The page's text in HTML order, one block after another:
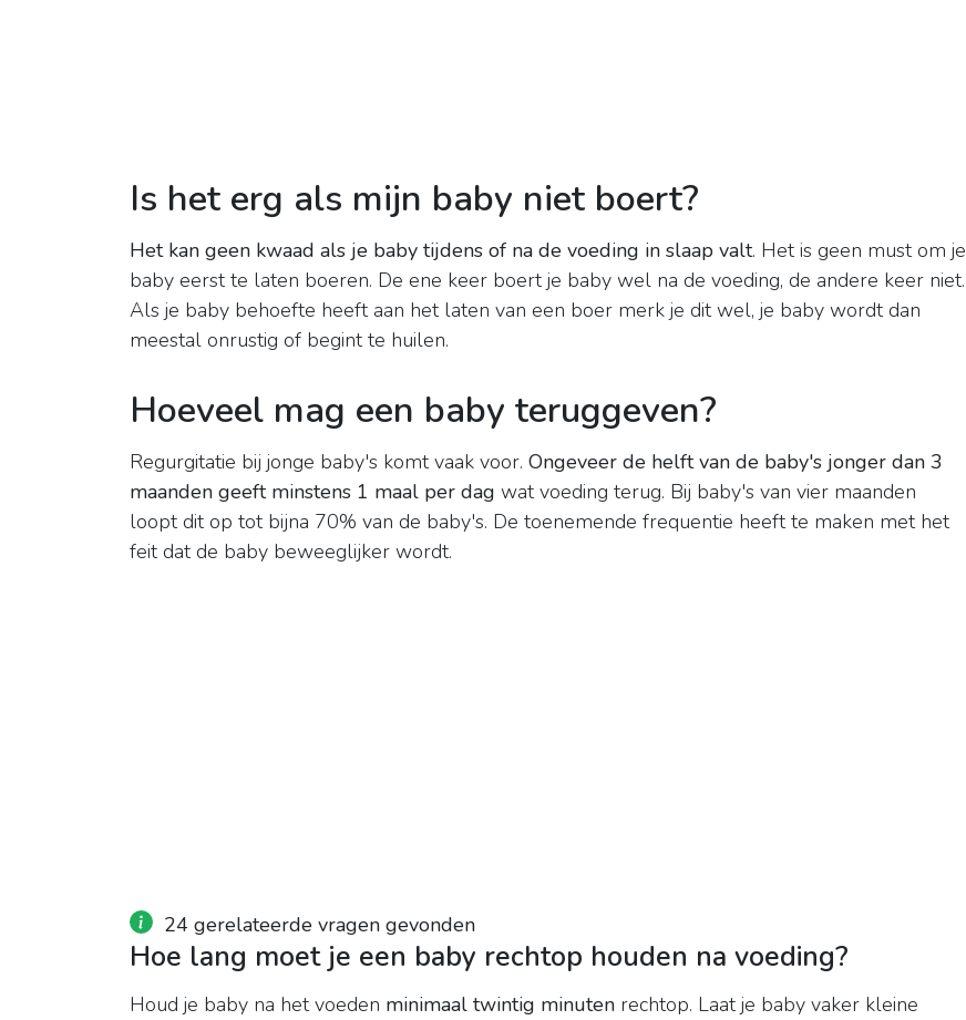
Is het erg als mijn baby niet boert?
Het kan geen kwaad als je baby tijdens of na de voeding in slaap valt. Het is geen must om je
baby eerst te laten boeren. De ene keer boert je baby wel na de voeding, de andere keer niet.
Als je baby behoefte heeft aan het laten van een boer merk je dit wel, je baby wordt dan
meestal onrustig of begint te huilen.
Hoeveel mag een baby teruggeven?
Regurgitatie bij jonge baby's komt vaak voor. Ongeveer de helft van de baby's jonger dan 3
maanden geeft minstens 1 maal per dag wat voeding terug. Bij baby's van vier maanden
loopt dit op tot bijna 70% van de baby's. De toenemende frequentie heeft te maken met het
feit dat de baby beweeglijker wordt.
24 gerelateerde vragen gevonden
Hoe lang moet je een baby rechtop houden na voeding?
Houd je baby na het voeden minimaal twintig minuten rechtop. Laat je baby vaker kleine